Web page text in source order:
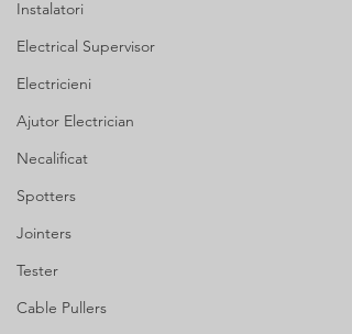
Instalatori
Electrical Supervisor
Electricieni
Ajutor Electrician
Necalificat
Spotters
Jointers
Tester
Cable Pullers